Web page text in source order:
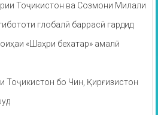
Тоҷикистон ва Созмони Милали
глобалӣ баррасӣ гардид
«Шаҳри бехатар» амалӣ
Тоҷикистон бо Чин, Қирғизистон